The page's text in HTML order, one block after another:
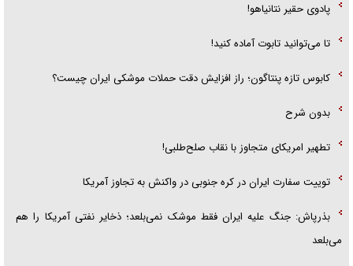
پادوی حقیر نتانیاهو!
تا می‌توانید تابوت آماده کنید!
کابوس تازه پنتاگون؛ راز افزایش دقت حملات موشکی ایران چیست؟
بدون شرح
تطهیر امریکای متجاوز با نقاب صلح‌طلبی!
توییت سفارت ایران در کره جنوبی در واکنش به تجاوز آمریکا
بذرپاش: ‏جنگ علیه ایران فقط موشک نمی‌بلعد؛ ذخایر نفتی آمریکا را هم
می‌بلعد